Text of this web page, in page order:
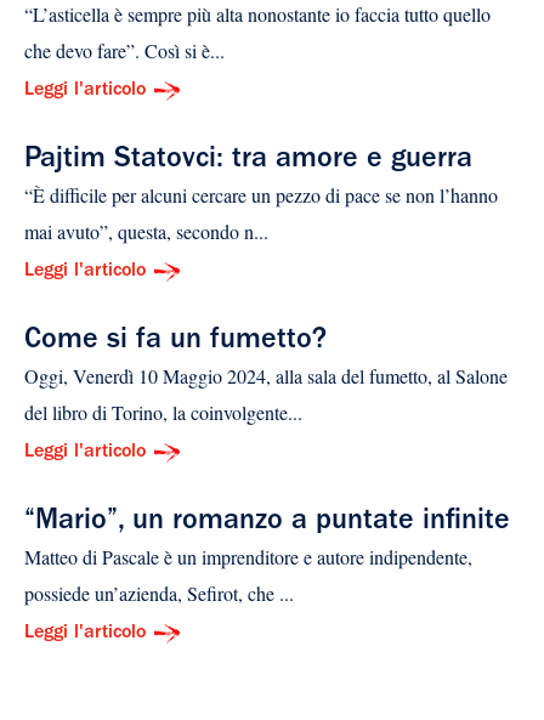
“L’asticella è sempre più alta nonostante io faccia tutto quello
che devo fare”. Così si è...
Leggi l'articolo
Pajtim Statovci: tra amore e guerra
“È difficile per alcuni cercare un pezzo di pace se non l’hanno
mai avuto”, questa, secondo n...
Leggi l'articolo
Come si fa un fumetto?
Oggi, Venerdì 10 Maggio 2024, alla sala del fumetto, al Salone
del libro di Torino, la coinvolgente...
Leggi l'articolo
“Mario”, un romanzo a puntate infinite
Matteo di Pascale è un imprenditore e autore indipendente,
possiede un’azienda, Sefirot, che ...
Leggi l'articolo